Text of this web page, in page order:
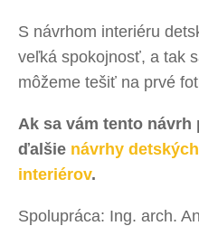
S návrhom interiéru
veľká spokojnosť, a tak
môžeme tešiť na prvé
Ak sa vám tento
ďalšie návrhy
interiérov.
Spolupráca: Ing. arch.